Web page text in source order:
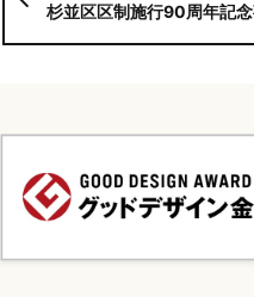
杉並区区制施行90周年記念事業「わくわ